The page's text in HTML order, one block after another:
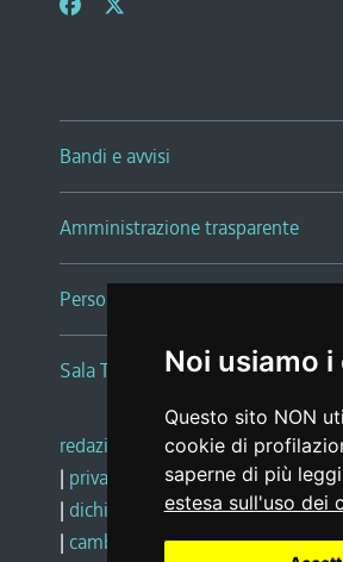
Noi usiamo
Questo sito NON
cookie di
saperne di più
estesa sull'uso dei
Bandi e avvisi
Amministrazione trasparente
Persone e Uffici
Sala Tiziano Tessitori
redazione web |note legali |
| privacy
social media policy
| dichiarazione di accessibilità |
| cambio preferenze cookie